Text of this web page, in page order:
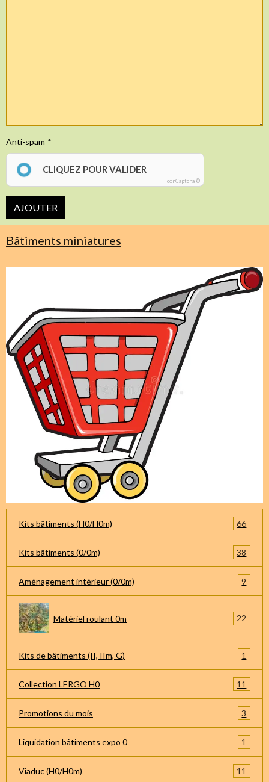
Anti-spam
CLIQUEZ POUR VALIDER
IconCaptcha ©
AJOUTER
Bâtiments miniatures
Kits bâtiments (H0/H0m) 66
Kits bâtiments (0/0m) 38
Aménagement intérieur (0/0m) 9
Matériel roulant 0m 22
Kits de bâtiments (II, IIm, G) 1
Collection LERGO H0 11
Promotions du mois 3
Liquidation bâtiments expo 0 1
Viaduc (H0/H0m) 11